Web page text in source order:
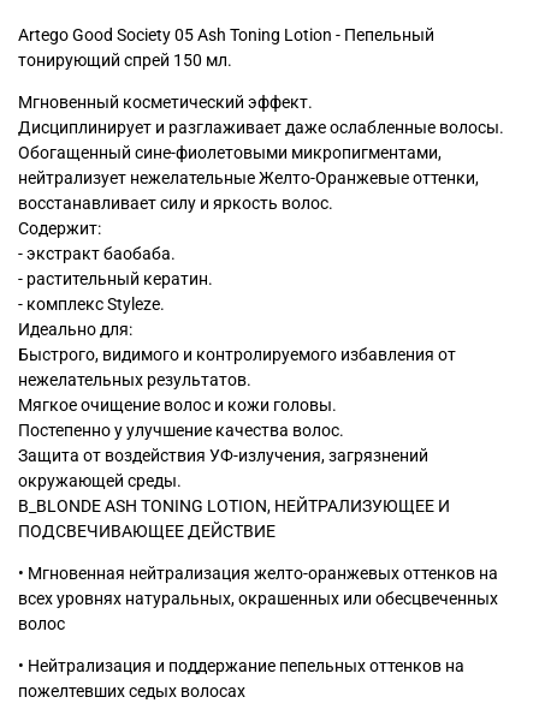
Artego Good Society 05 Ash Toning Lotion - Пепельный
тонирующий спрей 150 мл.
Мгновенный косметический эффект.
Дисциплинирует и разглаживает даже ослабленные волосы.
Обогащенный сине-фиолетовыми микропигментами,
нейтрализует нежелательные Желто-Оранжевые оттенки,
восстанавливает силу и яркость волос.
Содержит:
- экстракт баобаба.
- растительный кератин.
- комплекс Styleze.
Идеально для:
Быстрого, видимого и контролируемого избавления от
нежелательных результатов.
Мягкое очищение волос и кожи головы.
Постепенно у улучшение качества волос.
Защита от воздействия УФ-излучения, загрязнений
окружающей среды.
B_BLONDE ASH TONING LOTION, НЕЙТРАЛИЗУЮЩЕЕ И
ПОДСВЕЧИВАЮЩЕЕ ДЕЙСТВИЕ
• Мгновенная нейтрализация желто-оранжевых оттенков на
всех уровнях натуральных, окрашенных или обесцвеченных
волос
• Нейтрализация и поддержание пепельных оттенков на
пожелтевших седых волосах